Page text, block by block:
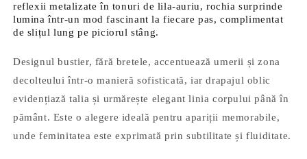
reflexii metalizate în tonuri de lila-auriu, rochia surprinde
lumina într-un mod fascinant la fiecare pas, complimentat
de slițul lung pe piciorul stâng.
Designul bustier, fără bretele, accentuează umerii și zona
decolteului într-o manieră sofisticată, iar drapajul oblic
evidențiază talia și urmărește elegant linia corpului până în
pământ. Este o alegere ideală pentru apariții memorabile,
unde feminitatea este exprimată prin subtilitate și fluiditate.